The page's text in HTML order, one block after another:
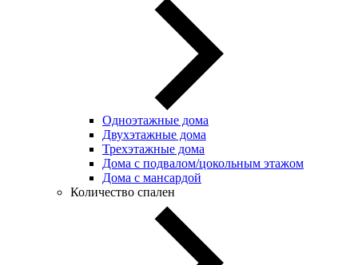
Одноэтажные дома
Двухэтажные дома
Трехэтажные дома
Дома с подвалом/цокольным этажом
Дома с мансардой
Количество спален